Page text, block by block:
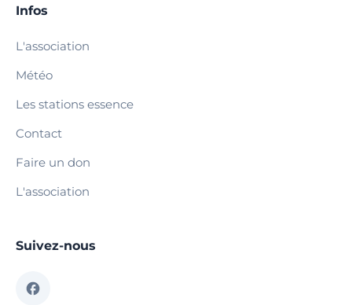
Infos
L'association
Météo
Les stations essence
Contact
Faire un don
L'association
Suivez-nous